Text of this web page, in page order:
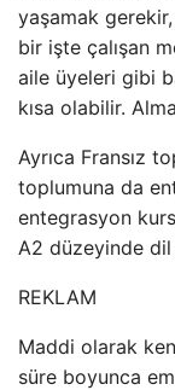
yaşamak
bir işte çalışan
aile üyeleri gibi
kısa olabilir.
Ayrıca Fransız
toplumuna da
entegrasyon
A2 düzeyinde
REKLAM
Maddi olarak
süre boyunca